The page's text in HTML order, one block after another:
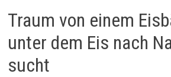
Traum von einem
unter dem Eis nach
sucht